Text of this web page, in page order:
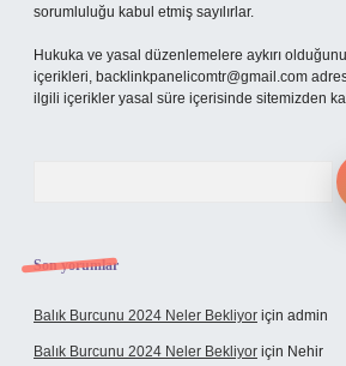
sorumluluğu kabul etmiş sayılırlar.
Hukuka ve yasal düzenlemelere aykırı
içerikleri, backlinkpanelicomtr@gmail.com
ilgili içerikler yasal süre içerisinde sitemizden
Son yorumlar
Balık Burcunu 2024 Neler Bekliyor için admin
Balık Burcunu 2024 Neler Bekliyor için Nehir